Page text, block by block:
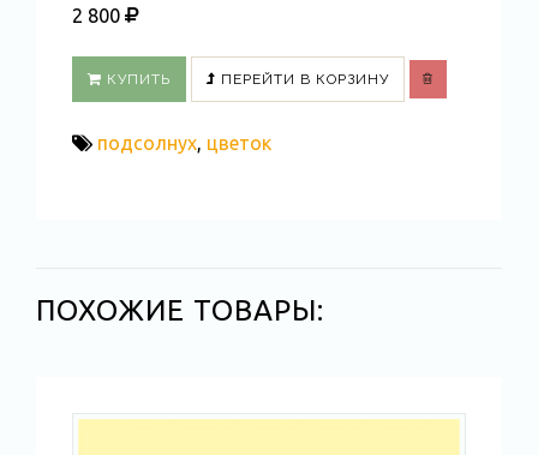
2 800
КУПИТЬ ПЕРЕЙТИ В КОРЗИНУ
подсолнух, цветок
ПОХОЖИЕ ТОВАРЫ: